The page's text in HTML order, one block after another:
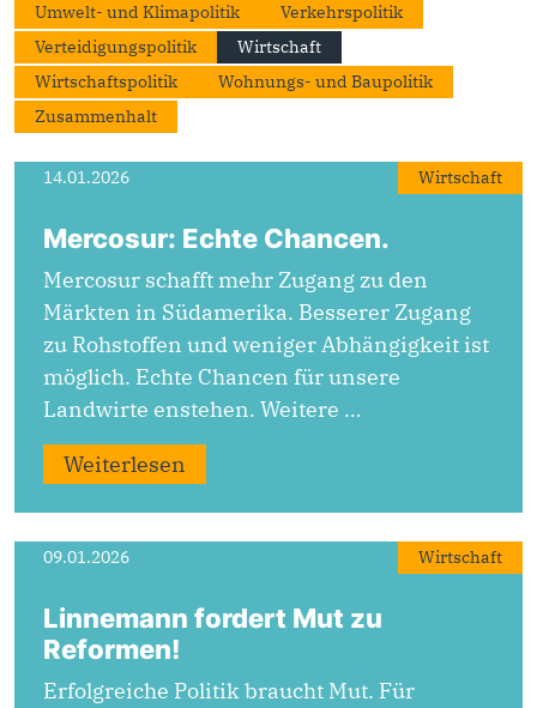
Umwelt- und Klimapolitik
Verkehrspolitik
Verteidigungspolitik
Wirtschaft
Wirtschaftspolitik
Wohnungs- und Baupolitik
Zusammenhalt
14.01.2026 Wirtschaft
Mercosur: Echte Chancen.
Mercosur schafft mehr Zugang zu den
Märkten in Südamerika. Besserer Zugang
zu Rohstoffen und weniger Abhängigkeit ist
möglich. Echte Chancen für unsere
Landwirte enstehen. Weitere …
Weiterlesen
09.01.2026 Wirtschaft
Linnemann fordert Mut zu
Reformen!
Erfolgreiche Politik braucht Mut. Für